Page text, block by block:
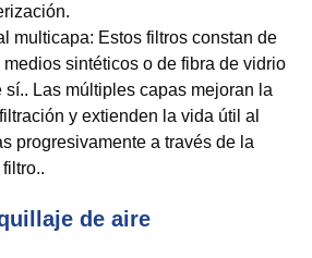
multicapa: Estos filtros constan de
sintéticos o de fibra de vidrio
sí.. Las múltiples capas mejoran la
y extienden la vida útil al
progresivamente a través de la
de aire